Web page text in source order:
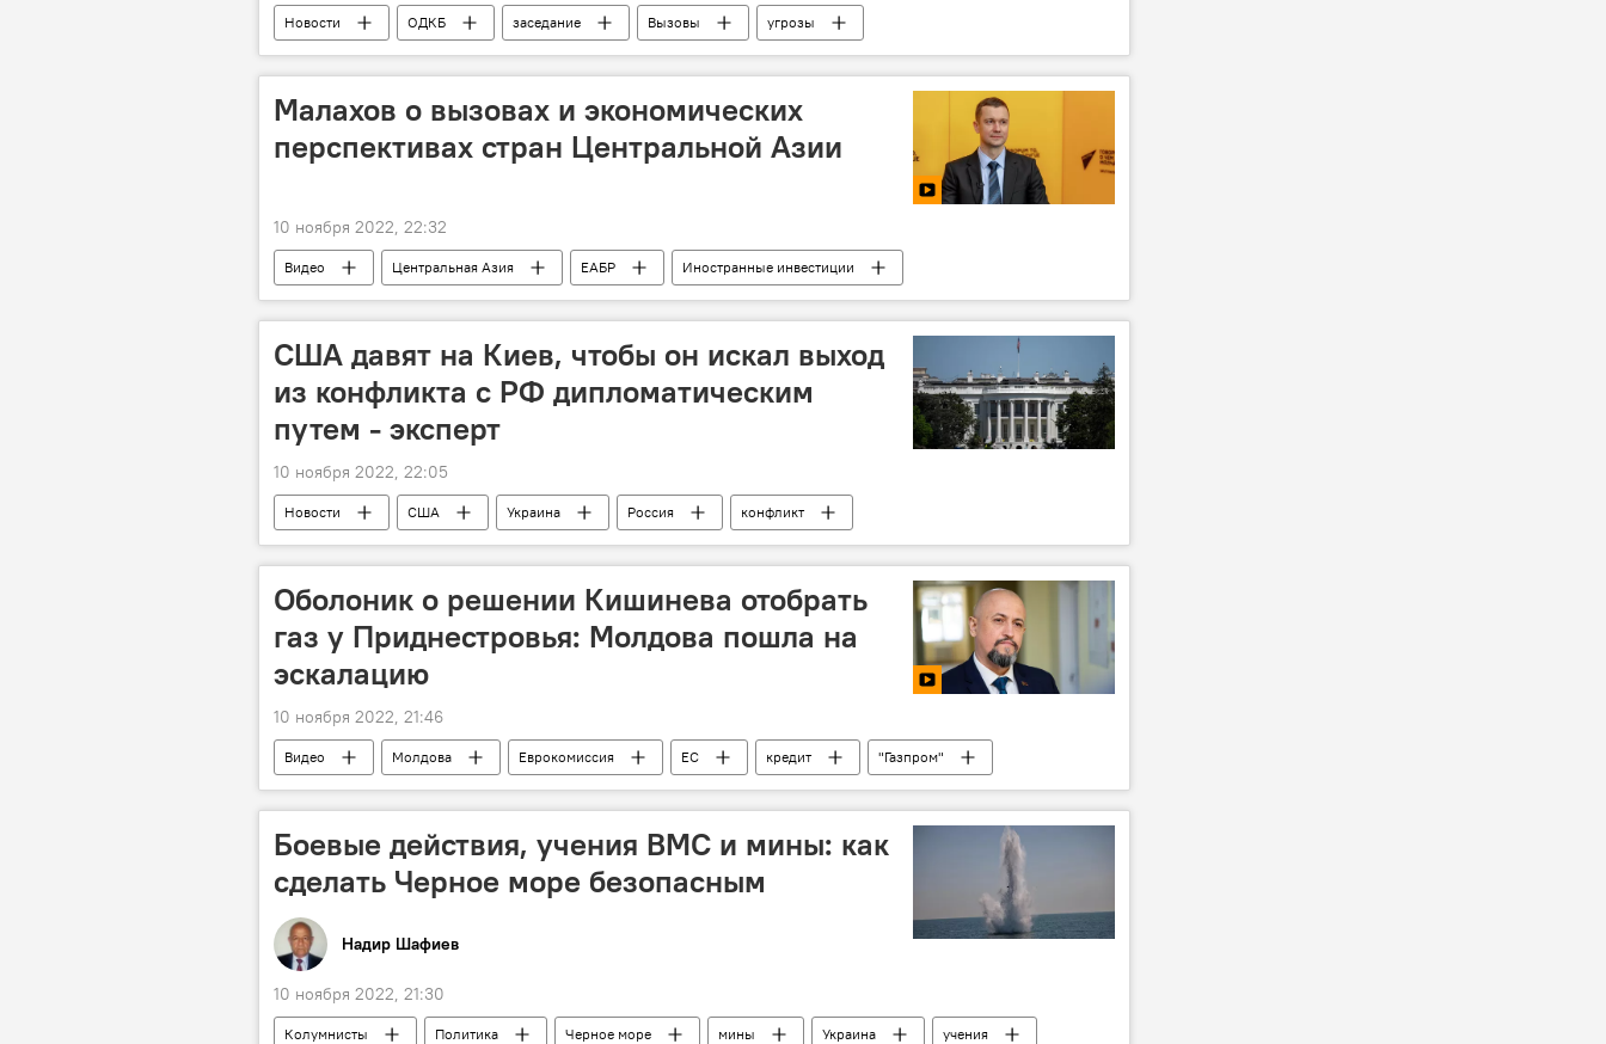
Новости ОДКБ заседание Вызовы
угрозы
Минобороны России
Малахов о вызовах и экономических
перспективах стран Центральной Азии
10 ноября 2022, 22:32
Видео Центральная Азия ЕАБР
Иностранные инвестиции
денежные переводы
трудовые мигранты Эксперт
США давят на Киев, чтобы он искал выход
из конфликта с РФ дипломатическим
путем - эксперт
10 ноября 2022, 22:05
Новости США Украина Россия конфликт
Оболоник о решении Кишинева отобрать
газ у Приднестровья: Молдова пошла на
эскалацию
10 ноября 2022, 21:46
Видео Молдова Еврокомиссия ЕС кредит
"Газпром"
Приднестровье
Боевые действия, учения ВМС и мины: как
сделать Черное море безопасным
Надир Шафиев
10 ноября 2022, 21:30
Колумнисты Политика Черное море мины Украина учения